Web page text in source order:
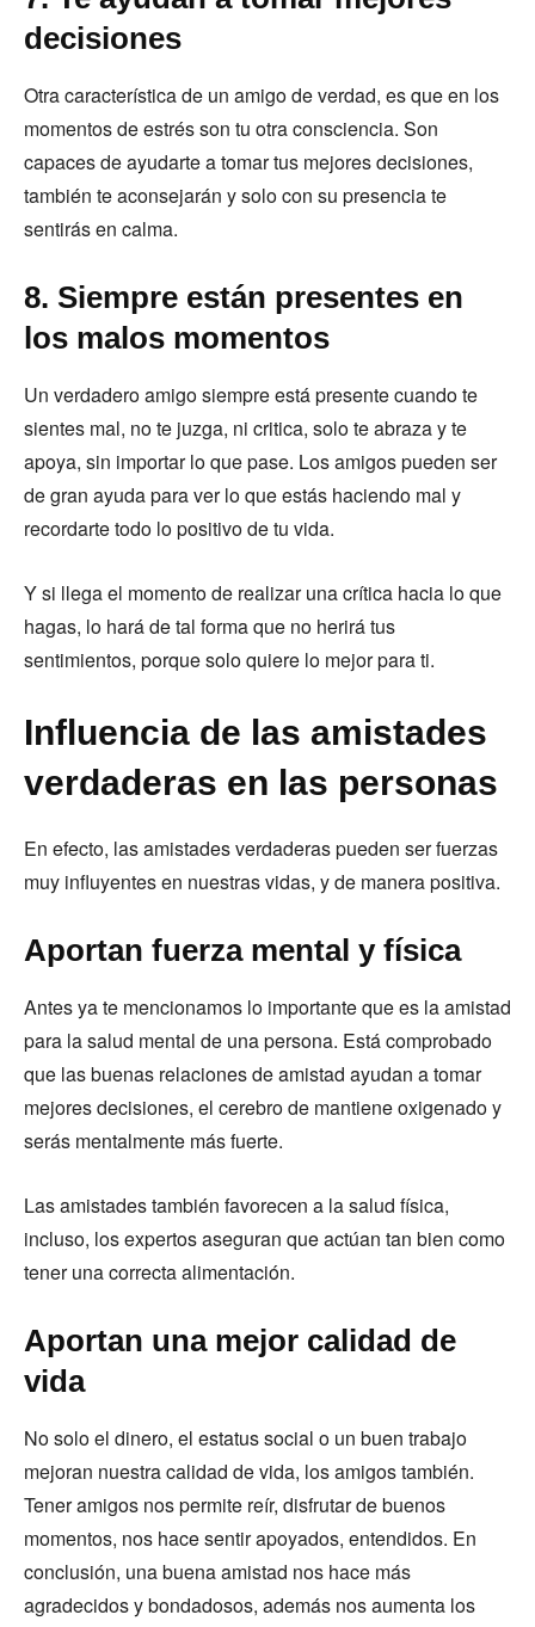
decisiones
Otra característica de un amigo de verdad, es que en los
momentos de estrés son tu otra consciencia. Son
capaces de ayudarte a tomar tus mejores decisiones,
también te aconsejarán y solo con su presencia te
sentirás en calma.
8. Siempre están presentes en
los malos momentos
Un verdadero amigo siempre está presente cuando te
sientes mal, no te juzga, ni critica, solo te abraza y te
apoya, sin importar lo que pase. Los amigos pueden ser
de gran ayuda para ver lo que estás haciendo mal y
recordarte todo lo positivo de tu vida.
Y si llega el momento de realizar una crítica hacia lo que
hagas, lo hará de tal forma que no herirá tus
sentimientos, porque solo quiere lo mejor para ti.
Influencia de las amistades
verdaderas en las personas
En efecto, las amistades verdaderas pueden ser fuerzas
muy influyentes en nuestras vidas, y de manera positiva.
Aportan fuerza mental y física
Antes ya te mencionamos lo importante que es la amistad
para la salud mental de una persona. Está comprobado
que las buenas relaciones de amistad ayudan a tomar
mejores decisiones, el cerebro de mantiene oxigenado y
serás mentalmente más fuerte.
Las amistades también favorecen a la salud física,
incluso, los expertos aseguran que actúan tan bien como
tener una correcta alimentación.
Aportan una mejor calidad de
vida
No solo el dinero, el estatus social o un buen trabajo
mejoran nuestra calidad de vida, los amigos también.
Tener amigos nos permite reír, disfrutar de buenos
momentos, nos hace sentir apoyados, entendidos. En
conclusión, una buena amistad nos hace más
agradecidos y bondadosos, además nos aumenta los